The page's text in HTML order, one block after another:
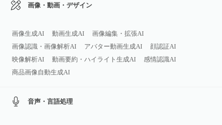
画像・動画・デザイン
画像生成AI 動画生成AI
画像編集・拡張AI
画像認識・画像解析AI
アバター動画生成AI
顔認証AI
映像解析AI
動画要約・ハイライト生成AI
感情認識AI
商品画像自動生成AI
音声・言語処理